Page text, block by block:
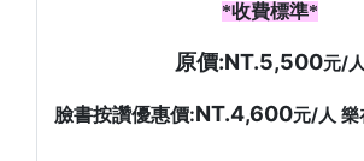
*收費標準*
原價:NT.5,500元/人
臉書按讚優惠價:NT.4,600元/人